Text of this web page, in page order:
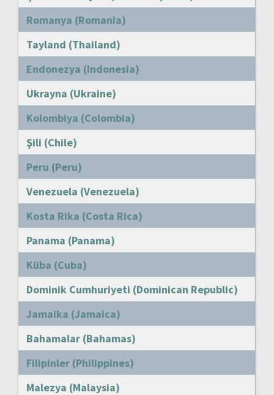
Romanya (Romania)
Tayland (Thailand)
Endonezya (Indonesia)
Ukrayna (Ukraine)
Kolombiya (Colombia)
Şili (Chile)
Peru (Peru)
Venezuela (Venezuela)
Kosta Rika (Costa Rica)
Panama (Panama)
Küba (Cuba)
Dominik Cumhuriyeti (Dominican Republic)
Jamaika (Jamaica)
Bahamalar (Bahamas)
Filipinler (Philippines)
Malezya (Malaysia)